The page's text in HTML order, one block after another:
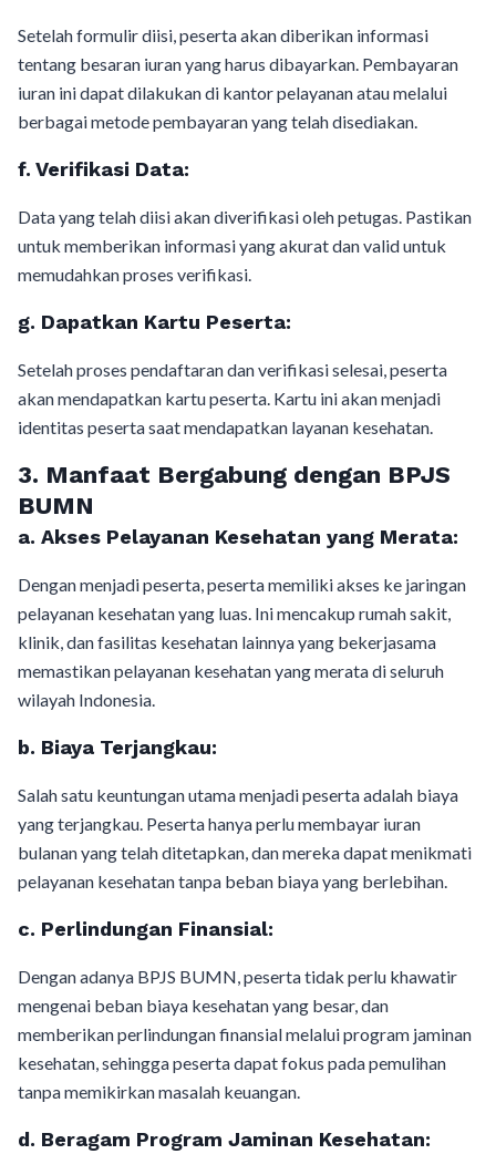
Setelah formulir diisi, peserta akan diberikan informasi
tentang besaran iuran yang harus dibayarkan. Pembayaran
iuran ini dapat dilakukan di kantor pelayanan atau melalui
berbagai metode pembayaran yang telah disediakan.
f. Verifikasi Data:
Data yang telah diisi akan diverifikasi oleh petugas. Pastikan
untuk memberikan informasi yang akurat dan valid untuk
memudahkan proses verifikasi.
g. Dapatkan Kartu Peserta:
Setelah proses pendaftaran dan verifikasi selesai, peserta
akan mendapatkan kartu peserta. Kartu ini akan menjadi
identitas peserta saat mendapatkan layanan kesehatan.
3. Manfaat Bergabung dengan BPJS
BUMN
a. Akses Pelayanan Kesehatan yang Merata:
Dengan menjadi peserta, peserta memiliki akses ke jaringan
pelayanan kesehatan yang luas. Ini mencakup rumah sakit,
klinik, dan fasilitas kesehatan lainnya yang bekerjasama
memastikan pelayanan kesehatan yang merata di seluruh
wilayah Indonesia.
b. Biaya Terjangkau:
Salah satu keuntungan utama menjadi peserta adalah biaya
yang terjangkau. Peserta hanya perlu membayar iuran
bulanan yang telah ditetapkan, dan mereka dapat menikmati
pelayanan kesehatan tanpa beban biaya yang berlebihan.
c. Perlindungan Finansial:
Dengan adanya BPJS BUMN, peserta tidak perlu khawatir
mengenai beban biaya kesehatan yang besar, dan
memberikan perlindungan finansial melalui program jaminan
kesehatan, sehingga peserta dapat fokus pada pemulihan
tanpa memikirkan masalah keuangan.
d. Beragam Program Jaminan Kesehatan: